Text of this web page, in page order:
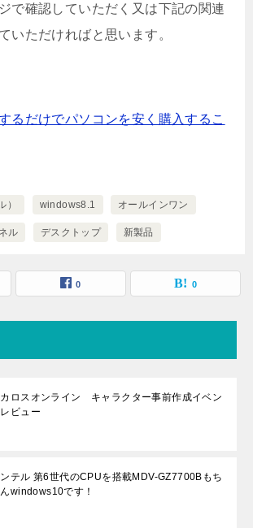
で確認していただく又は下記の関連
いただければと思います。
るだけでパソコンを安く購入するこ
） windows8.1 オールインワン
ル デスクトップ 新製品
0 0
ロスオンライン キャラクター事前作成イベン
レビュー
テル 第6世代のCPUを搭載MDV-GZ7700Bもち
windows10です！